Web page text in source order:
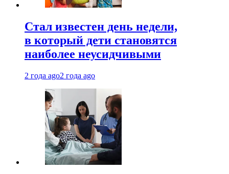
Стал известен день недели,
в который дети становятся
наиболее неусидчивыми
2 года ago2 года ago